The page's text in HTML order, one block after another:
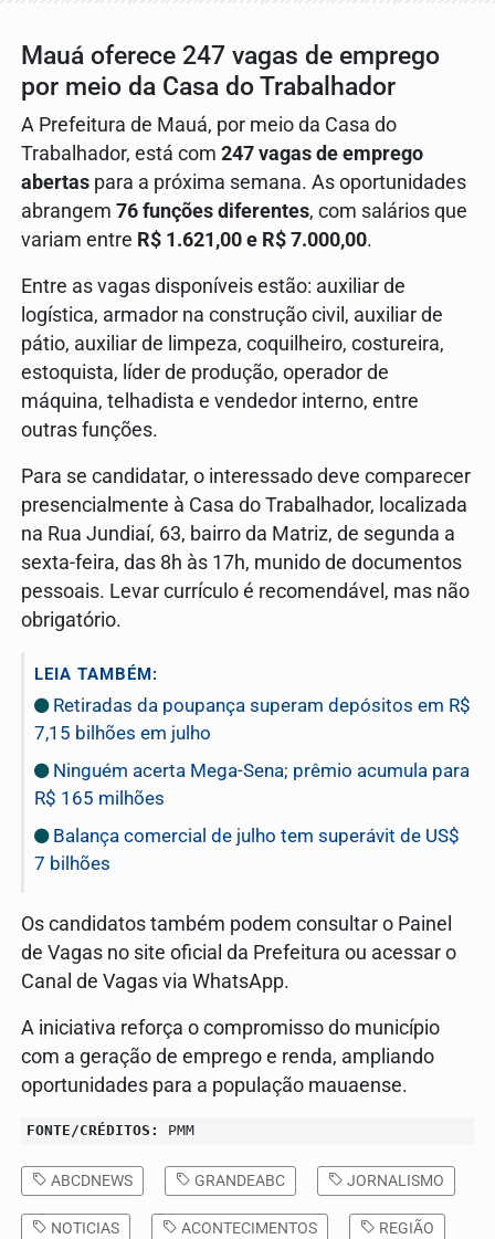
Mauá oferece 247 vagas de emprego
por meio da Casa do Trabalhador
A Prefeitura de Mauá, por meio da Casa do
Trabalhador, está com 247 vagas de emprego
abertas para a próxima semana. As oportunidades
abrangem 76 funções diferentes, com salários que
variam entre R$ 1.621,00 e R$ 7.000,00.
Entre as vagas disponíveis estão: auxiliar de
logística, armador na construção civil, auxiliar de
pátio, auxiliar de limpeza, coquilheiro, costureira,
estoquista, líder de produção, operador de
máquina, telhadista e vendedor interno, entre
outras funções.
Para se candidatar, o interessado deve comparecer
presencialmente à Casa do Trabalhador, localizada
na Rua Jundiaí, 63, bairro da Matriz, de segunda a
sexta-feira, das 8h às 17h, munido de documentos
pessoais. Levar currículo é recomendável, mas não
obrigatório.
LEIA TAMBÉM:
Retiradas da poupança superam depósitos em R$
7,15 bilhões em julho
Ninguém acerta Mega-Sena; prêmio acumula para
R$ 165 milhões
Balança comercial de julho tem superávit de US$
7 bilhões
Os candidatos também podem consultar o Painel
de Vagas no site oficial da Prefeitura ou acessar o
Canal de Vagas via WhatsApp.
A iniciativa reforça o compromisso do município
com a geração de emprego e renda, ampliando
oportunidades para a população mauaense.
FONTE/CRÉDITOS: PMM
ABCDNEWS GRANDEABC JORNALISMO
NOTICIAS ACONTECIMENTOS REGIÃO